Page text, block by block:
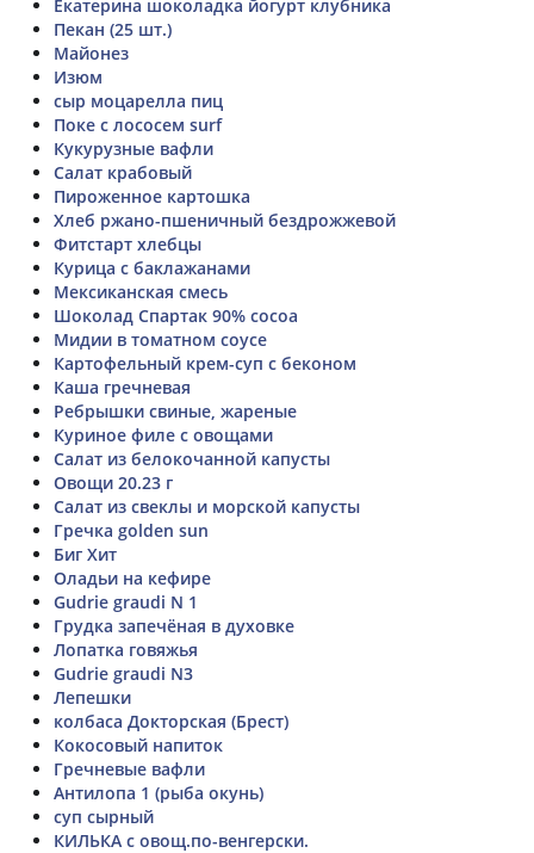
Екатерина шоколадка йогурт клубника
Пекан (25 шт.)
Майонез
Изюм
сыр моцарелла пиц
Поке с лососем surf
Кукурузные вафли
Салат крабовый
Пироженное картошка
Хлеб ржано-пшеничный бездрожжевой
Фитстарт хлебцы
Курица с баклажанами
Мексиканская смесь
Шоколад Спартак 90% cocoa
Мидии в томатном соусе
Картофельный крем-суп с беконом
Каша гречневая
Ребрышки свиные, жареные
Куриное филе с овощами
Салат из белокочанной капусты
Овощи 20.23 г
Салат из свеклы и морской капусты
Гречка golden sun
Биг Хит
Оладьи на кефире
Gudrie graudi N 1
Грудка запечёная в духовке
Лопатка говяжья
Gudrie graudi N3
Лепешки
колбаса Докторская (Брест)
Кокосовый напиток
Гречневые вафли
Антилопа 1 (рыба окунь)
суп сырный
КИЛЬКА с овощ.по-венгерски.